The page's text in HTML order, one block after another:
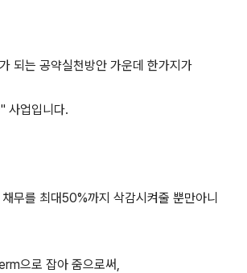
되는 공약실천방안 가운데 한가지가
사업입니다.
무를 최대50%까지 삭감시켜줄 뿐만아니
으로 잡아 줌으로써,